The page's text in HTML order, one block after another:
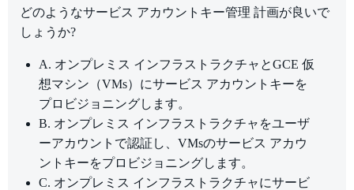
どのようなサービス アカウントキー管理 計画が良いで
しょうか?
A. オンプレミス インフラストラクチャとGCE 仮
想マシン（VMs）にサービス アカウントキーを
プロビジョニングします。
B. オンプレミス インフラストラクチャをユーザ
ーアカウントで認証し、VMsのサービス アカウ
ントキーをプロビジョニングします。
C. オンプレミス インフラストラクチャにサービ